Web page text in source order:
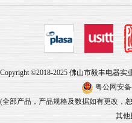
Copyright ©2018-2025 佛山市毅丰电器实
粤公网安备
(全部产品，产品规格及数据如有更改，
其他